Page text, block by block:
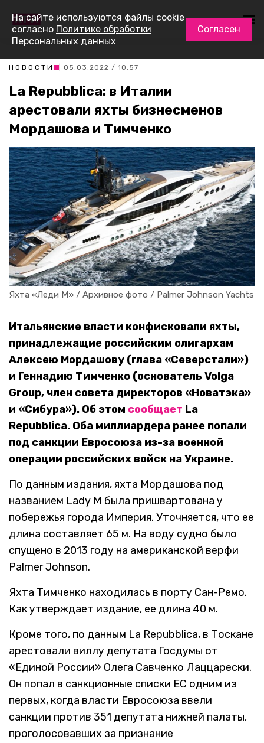
НОВОСТИ | 05.03.2022 / 10:57
La Repubblica: в Италии
арестовали яхты бизнесменов
Мордашова и Тимченко
Яхта «Леди М» / Архивное фото / Palmer Johnson Yachts
Итальянские власти конфисковали яхты,
принадлежащие российским олигархам
Алексею Мордашову (глава «Северстали»)
и Геннадию Тимченко (основатель Volga
Group, член совета директоров «Новатэка»
и «Сибура»). Об этом сообщает La
Repubblica. Оба миллиардера ранее попали
под санкции Евросоюза из-за военной
операции российских войск на Украине.
По данным издания, яхта Мордашова под
названием Lady M была пришвартована у
побережья города Империя. Уточняется, что ее
длина составляет 65 м. На воду судно было
спущено в 2013 году на американской верфи
Palmer Johnson.
Яхта Тимченко находилась в порту Сан-Ремо.
Как утверждает издание, ее длина 40 м.
Кроме того, по данным La Repubblica, в Тоскане
арестовали виллу депутата Госдумы от
«Единой России» Олега Савченко Лаццарески.
Он попал в санкционные списки ЕС одним из
первых, когда власти Евросоюза ввели
санкции против 351 депутата нижней палаты,
проголосовавших за признание
На сайте используются файлы cookie
согласно Политике обработки
Персональных данных
Согласен